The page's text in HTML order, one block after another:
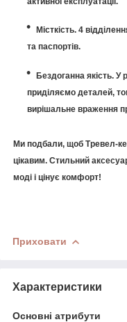
Місткість. 4
та паспортів.
Бездоганна якість. У
приділяємо деталей,
вирішальне враження
Ми подбали, щоб Тревел-
цікавим. Стильний
моді і цінує комфорт!
Приховати
Характеристики
Основні атрибути